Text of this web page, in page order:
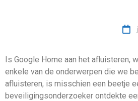
Is Google Home aan het afluisteren,
enkele van de onderwerpen die we
afluisteren, is misschien een beetje
beveiligingsonderzoeker ontdekte